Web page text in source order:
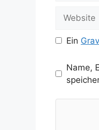
Website
Ein
Name,